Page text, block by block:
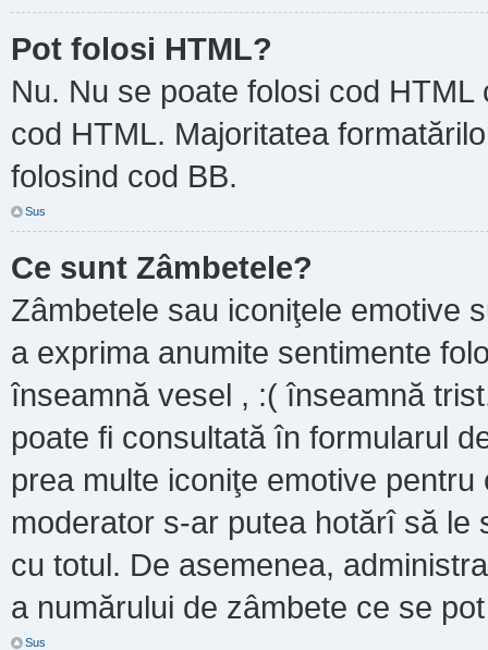
Pot folosi HTML?
Nu. Nu se poate folosi cod
cod HTML. Majoritatea
folosind cod BB.
Sus
Ce sunt Zâmbetele?
Zâmbetele sau iconiţele emotive
a exprima anumite sentimente
înseamnă vesel , :( înseamnă
poate fi consultată în formularul
prea multe iconiţe emotive
moderator s-ar putea hotărî să
cu totul. De asemenea,
a numărului de zâmbete ce se
Sus